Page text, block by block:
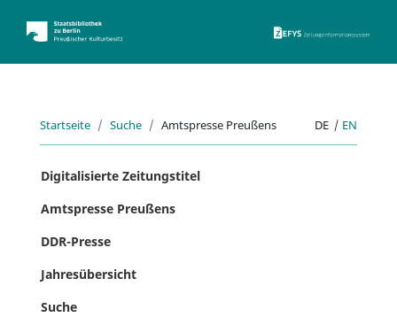
Startseite Suche Amtspresse Preußens DE | EN
Digitalisierte Zeitungstitel
Amtspresse Preußens
DDR-Presse
Jahresübersicht
Suche